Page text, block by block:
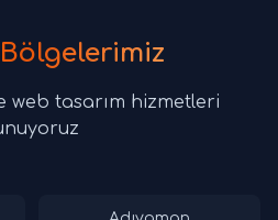
web tasarım hizmetleri